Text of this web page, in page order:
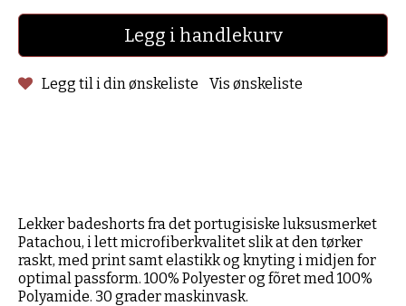
Legg i handlekurv
Legg til i din ønskeliste Vis ønskeliste
Lekker badeshorts fra det portugisiske luksusmerket
Patachou, i lett microfiberkvalitet slik at den tørker
raskt, med print samt elastikk og knyting i midjen for
optimal passform. 100% Polyester og fõret med 100%
Polyamide. 30 grader maskinvask.